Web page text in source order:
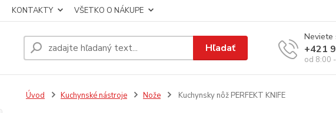
KONTAKTY VŠETKO O NÁKUPE
Hľadať
Neviete
+421
od 8:00
Úvod Kuchynské nástroje Nože Kuchynsky nôž PERFEKT KNIFE